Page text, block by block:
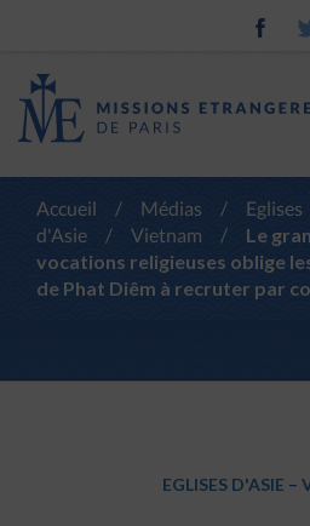
Accueil / Médias /
Eglises
d'Asie
/ Vietnam /
Le
vocations religieuses oblige
de Phat Diêm à recruter par
EGLISES D'ASIE –